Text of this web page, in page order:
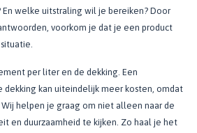
welke uitstraling wil je bereiken? Door
voorkom je dat je een product
per liter en de dekking. Een
kan uiteindelijk meer kosten, omdat
helpen je graag om niet alleen naar de
en duurzaamheid te kijken. Zo haal je het